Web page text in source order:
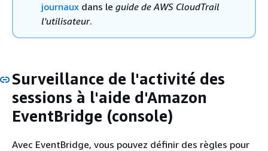
journaux dans le guide de AWS CloudTrail
l'utilisateur.
Surveillance de l'activité des
sessions à l'aide d'Amazon
EventBridge (console)
Avec EventBridge, vous pouvez définir des règles pour